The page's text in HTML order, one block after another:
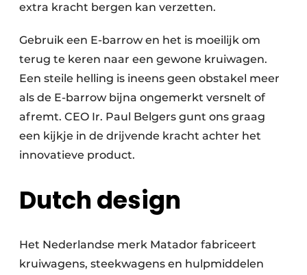
extra kracht bergen kan verzetten.
Gebruik een E-barrow en het is moeilijk om
terug te keren naar een gewone kruiwagen.
Een steile helling is ineens geen obstakel meer
als de E-barrow bijna ongemerkt versnelt of
afremt. CEO Ir. Paul Belgers gunt ons graag
een kijkje in de drijvende kracht achter het
innovatieve product.
Dutch design
Het Nederlandse merk Matador fabriceert
kruiwagens, steekwagens en hulpmiddelen